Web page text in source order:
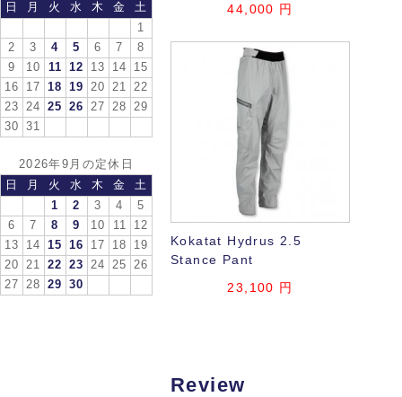
日
月 火 水 木 金
土
1
2
3 4 5 6 7
8
9
10 11 12 13 14
15
16
17 18 19 20 21
22
23
24 25 26 27 28
29
30
31
2026年9月の定休日
日
月 火 水 木 金
土
1
2 3 4
5
6
7 8 9 10 11
12
13
14 15 16 17 18
19
20
21 22 23 24 25
26
27
28 29 30
44,000 円
Kokatat Hydrus 2.5
Stance Pant
23,100 円
Review